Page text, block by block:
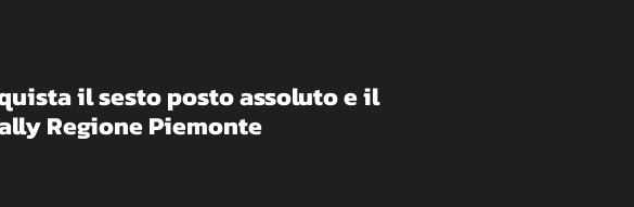
il sesto posto assoluto e il
Regione Piemonte